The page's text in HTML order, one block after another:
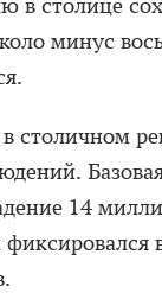
столице
минус
столичном
14
в